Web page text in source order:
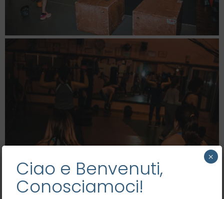
Ciao e Benvenuti,
Conosciamoci!
×